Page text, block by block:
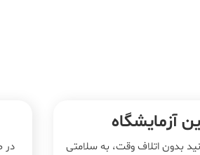
آزمایشگاه
بدون اتلاف وقت، به سلامتی
در